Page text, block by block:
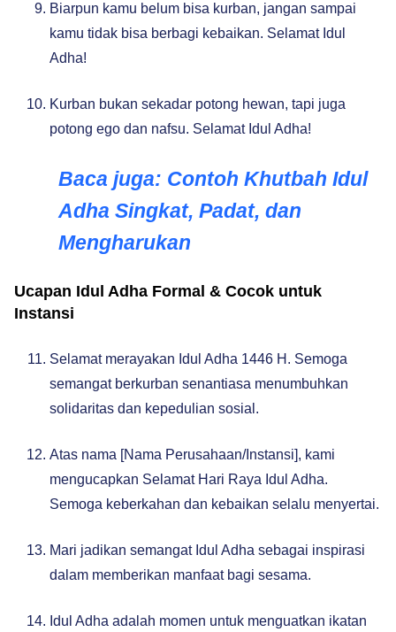
Biarpun kamu belum bisa kurban, jangan sampai
kamu tidak bisa berbagi kebaikan. Selamat Idul
Adha!
Kurban bukan sekadar potong hewan, tapi juga
potong ego dan nafsu. Selamat Idul Adha!
Baca juga: Contoh Khutbah Idul
Adha Singkat, Padat, dan
Mengharukan
Ucapan Idul Adha Formal & Cocok untuk
Instansi
Selamat merayakan Idul Adha 1446 H. Semoga
semangat berkurban senantiasa menumbuhkan
solidaritas dan kepedulian sosial.
Atas nama [Nama Perusahaan/Instansi], kami
mengucapkan Selamat Hari Raya Idul Adha.
Semoga keberkahan dan kebaikan selalu menyertai.
Mari jadikan semangat Idul Adha sebagai inspirasi
dalam memberikan manfaat bagi sesama.
Idul Adha adalah momen untuk menguatkan ikatan